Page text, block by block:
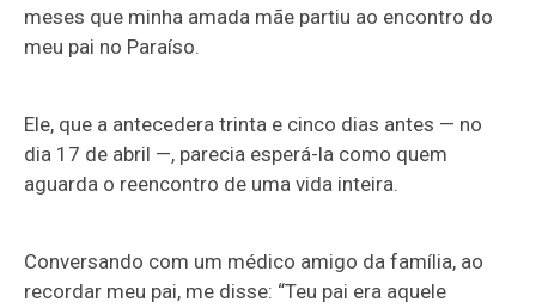
meses que minha amada mãe partiu ao encontro do
meu pai no Paraíso.
Ele, que a antecedera trinta e cinco dias antes — no
dia 17 de abril —, parecia esperá-la como quem
aguarda o reencontro de uma vida inteira.
Conversando com um médico amigo da família, ao
recordar meu pai, me disse: “Teu pai era aquele